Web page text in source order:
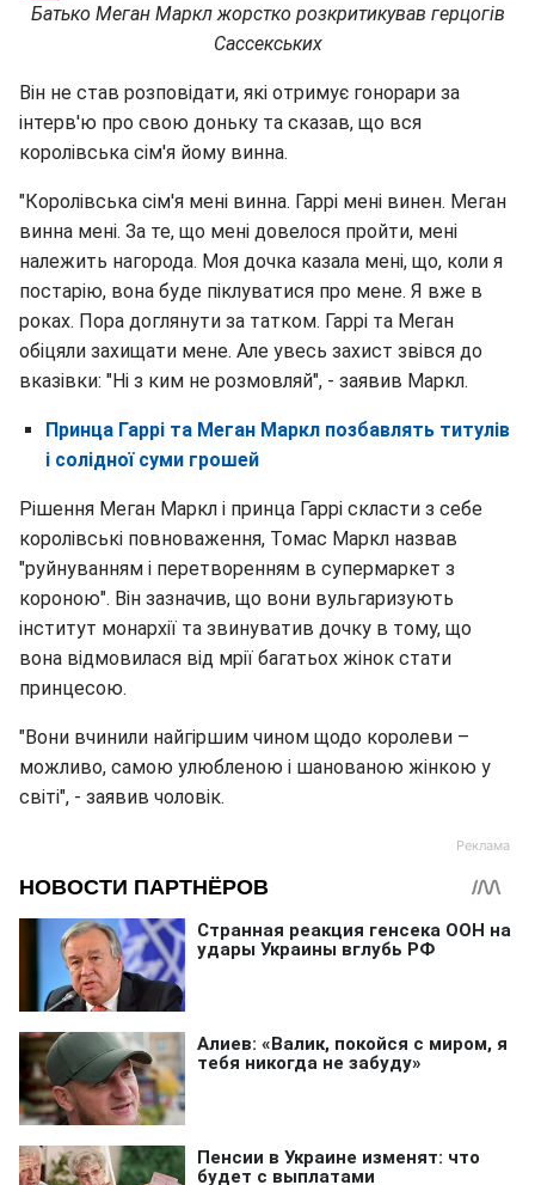
Батько Меган Маркл жорстко розкритикував герцогів
Сассекських
Він не став розповідати, які отримує гонорари за
інтерв'ю про свою доньку та сказав, що вся
королівська сім'я йому винна.
"Королівська сім'я мені винна. Гаррі мені винен. Меган
винна мені. За те, що мені довелося пройти, мені
належить нагорода. Моя дочка казала мені, що, коли я
постарію, вона буде піклуватися про мене. Я вже в
роках. Пора доглянути за татком. Гаррі та Меган
обіцяли захищати мене. Але увесь захист звівся до
вказівки: "Ні з ким не розмовляй", - заявив Маркл.
Принца Гаррі та Меган Маркл позбавлять титулів
і солідної суми грошей
Рішення Меган Маркл і принца Гаррі скласти з себе
королівські повноваження, Томас Маркл назвав
"руйнуванням і перетворенням в супермаркет з
короною". Він зазначив, що вони вульгаризують
інститут монархії та звинуватив дочку в тому, що
вона відмовилася від мрії багатьох жінок стати
принцесою.
"Вони вчинили найгіршим чином щодо королеви –
можливо, самою улюбленою і шанованою жінкою у
світі", - заявив чоловік.